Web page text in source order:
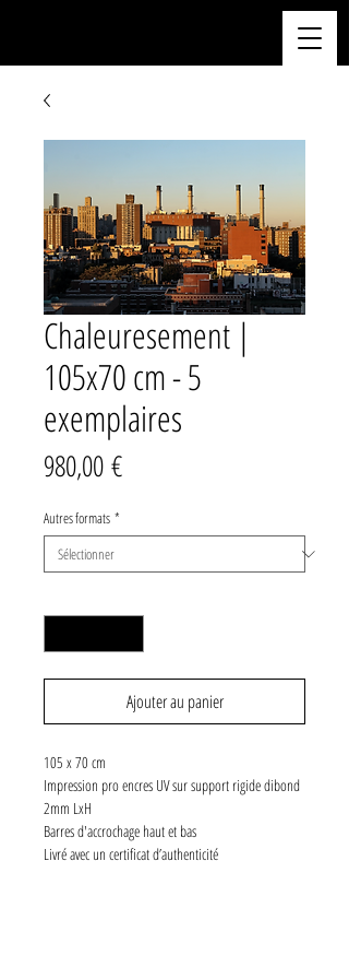
Chaleuresement |
105x70 cm - 5
exemplaires
980,00 €Prix
Autres formats *
Ajouter au panier
105 x 70 cm
Impression pro encres UV sur support rigide dibond
2mm LxH
Barres d'accrochage haut et bas
Livré avec un certificat d’authenticité